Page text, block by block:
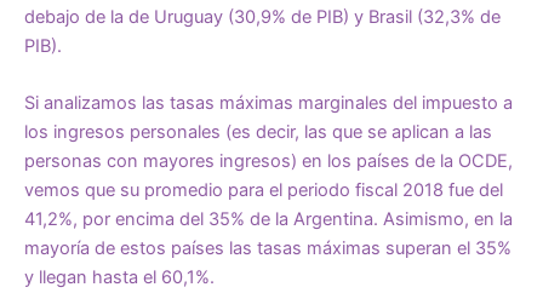
debajo de la de Uruguay (30,9% de PIB) y Brasil (32,3% de
PIB).
Si analizamos las tasas máximas marginales del impuesto a
los ingresos personales (es decir, las que se aplican a las
personas con mayores ingresos) en los países de la OCDE,
vemos que su promedio para el periodo fiscal 2018 fue del
41,2%, por encima del 35% de la Argentina. Asimismo, en la
mayoría de estos países las tasas máximas superan el 35%
y llegan hasta el 60,1%.